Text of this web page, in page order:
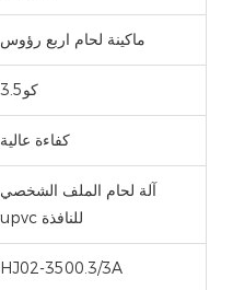
ماكينة لحام اربع رؤوس
كو3.5
كفاءة عالية
آلة لحام الملف الشخصي
upvc للنافذة
HJ02-3500.3/3A